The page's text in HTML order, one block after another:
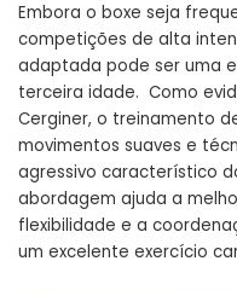
Embora o boxe seja
competições de alta
adaptada pode ser uma
terceira idade. Como
Cerginer, o treinamento
movimentos suaves e
agressivo característico
abordagem ajuda a
flexibilidade e a
um excelente exercício